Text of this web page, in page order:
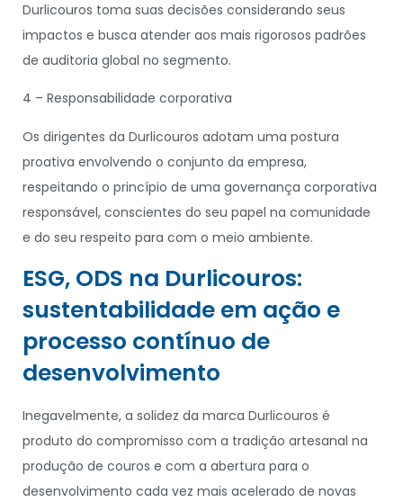
Durlicouros toma suas decisões considerando seus
impactos e busca atender aos mais rigorosos padrões
de auditoria global no segmento.
4 – Responsabilidade corporativa
Os dirigentes da Durlicouros adotam uma postura
proativa envolvendo o conjunto da empresa,
respeitando o princípio de uma governança corporativa
responsável, conscientes do seu papel na comunidade
e do seu respeito para com o meio ambiente.
ESG, ODS na Durlicouros:
sustentabilidade em ação e
processo contínuo de
desenvolvimento
Inegavelmente, a solidez da marca Durlicouros é
produto do compromisso com a tradição artesanal na
produção de couros e com a abertura para o
desenvolvimento cada vez mais acelerado de novas